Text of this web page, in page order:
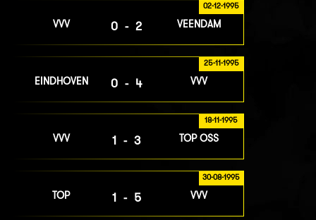
02-12-1995
VVV 0-2 VEENDAM
25-11-1995
EINDHOVEN 0-4 VVV
18-11-1995
VVV 1-3 TOP OSS
30-08-1995
TOP 1-5 VVV